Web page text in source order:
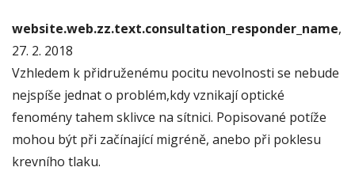
website.web.zz.text.consultation_responder_name,
27. 2. 2018
Vzhledem k přidruženému pocitu nevolnosti se nebude
nejspíše jednat o problém,kdy vznikají optické
fenomény tahem sklivce na sítnici. Popisované potíže
mohou být při začínající migréně, anebo při poklesu
krevního tlaku.